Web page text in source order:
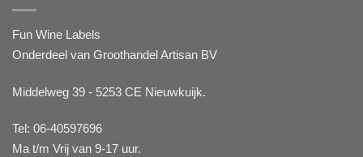
Fun Wine Labels
Onderdeel van Groothandel Artisan BV
Middelweg 39 - 5253 CE Nieuwkuijk.
Tel: 06-40597696
Ma t/m Vrij van 9-17 uur.